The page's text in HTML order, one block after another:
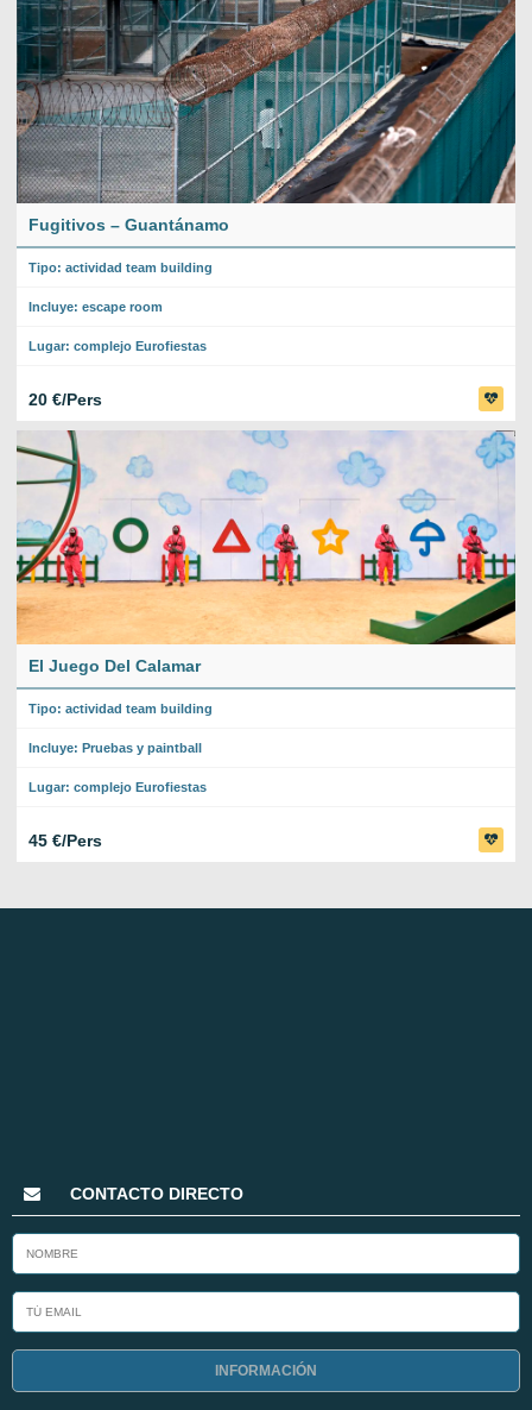
Fugitivos – Guantánamo
Tipo: actividad team building
Incluye: escape room
Lugar: complejo Eurofiestas
20 €/Pers
El Juego Del Calamar
Tipo: actividad team building
Incluye: Pruebas y paintball
Lugar: complejo Eurofiestas
45 €/Pers
CONTACTO DIRECTO
INFORMACIÓN